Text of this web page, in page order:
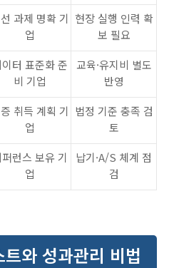
과제 명확 기
업
현장 실행 인력 확
보 필요
이터 표준화 준
비 기업
교육·유지비 별도
반영
취득 계획 기
업
법정 기준 충족 검
토
퍼런스 보유 기
업
납기·A/S 체계 점
검
와 성과관리 비법